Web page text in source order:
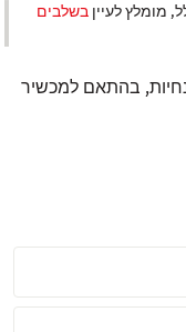
מומלץ לעיין בשלבים
בהתאם למכשיר